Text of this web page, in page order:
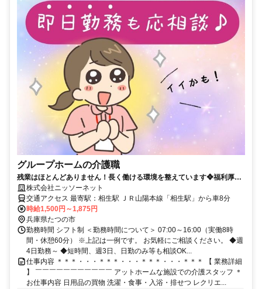
グループホームの介護職
残業はほとんどありません！長く働ける環境を整えています❖福利厚生
も充実
株式会社ニッソーネット
交通アクセス 最寄駅：相生駅 ＪＲ山陽本線「相生駅」から車8分
時給1,500円～1,875円
兵庫県たつの市
勤務時間 シフト制 ＜勤務時間について＞ 07:00～16:00（実働8時
間・休憩60分） ※上記は一例です。 お気軽にご相談ください。 ◆週
4日勤務～ ◆短時間、週3日、日勤のみ等も相談OK...
仕事内容 ＊＊＊・・・＊＊＊・・・＊＊＊・・・＊＊＊ 【 業務詳細
】 ￣￣￣￣￣￣￣￣￣￣￣ アットホームな施設での介護スタッフ ＊
お仕事内容 日用品の買物 洗濯・食事・入浴・排せつ レクリエ...